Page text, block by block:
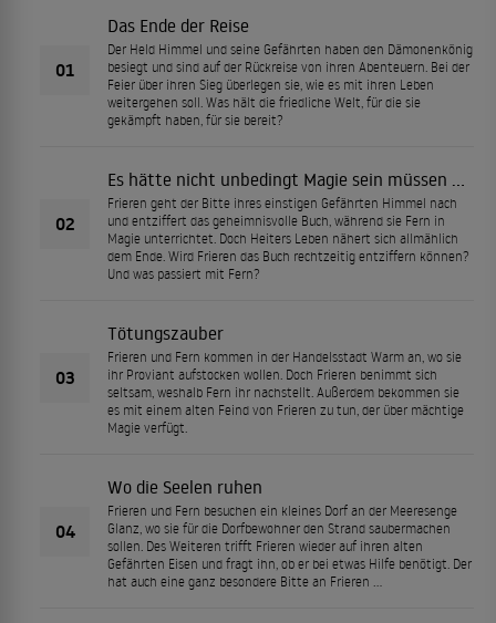
01
Das Ende der Reise
Der Held Himmel und seine Gefährten haben den Dämonenkönig
besiegt und sind auf der Rückreise von ihren Abenteuern. Bei der
Feier über ihren Sieg überlegen sie, wie es mit ihren Leben
weitergehen soll. Was hält die friedliche Welt, für die sie
gekämpft haben, für sie bereit?
02
Es hätte nicht unbedingt Magie sein müssen …
Frieren geht der Bitte ihres einstigen Gefährten Himmel nach
und entziffert das geheimnisvolle Buch, während sie Fern in
Magie unterrichtet. Doch Heiters Leben nähert sich allmählich
dem Ende. Wird Frieren das Buch rechtzeitig entziffern können?
Und was passiert mit Fern?
03
Tötungszauber
Frieren und Fern kommen in der Handelsstadt Warm an, wo sie
ihr Proviant aufstocken wollen. Doch Frieren benimmt sich
seltsam, weshalb Fern ihr nachstellt. Außerdem bekommen sie
es mit einem alten Feind von Frieren zu tun, der über mächtige
Magie verfügt.
04
Wo die Seelen ruhen
Frieren und Fern besuchen ein kleines Dorf an der Meeresenge
Glanz, wo sie für die Dorfbewohner den Strand saubermachen
sollen. Des Weiteren trifft Frieren wieder auf ihren alten
Gefährten Eisen und fragt ihn, ob er bei etwas Hilfe benötigt. Der
hat auch eine ganz besondere Bitte an Frieren ...